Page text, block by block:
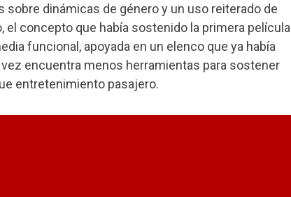
dinámicas de género y un uso reiterado de
concepto que había sostenido la primera película
funcional, apoyada en un elenco que ya había
encuentra menos herramientas para sostener
entretenimiento pasajero.